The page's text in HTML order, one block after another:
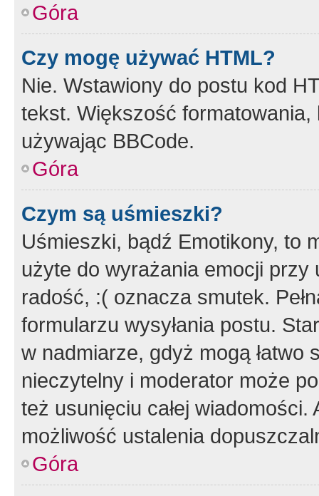
Góra
Czy mogę używać HTML?
Nie. Wstawiony do postu kod
tekst. Większość
używając BBCode.
Góra
Czym są uśmieszki?
Uśmieszki, bądź Emotikony, to
użyte do wyrażania emocji
radość, :( oznacza smutek.
formularzu wysyłania postu.
w nadmiarze, gdyż mogą
nieczytelny i moderator może
też usunięciu całej
możliwość ustalenia
Góra